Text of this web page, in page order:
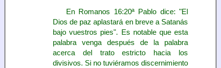
En Romanos 16:20ª Pablo dice: "El
Dios de paz aplastará en breve a Satanás
bajo vuestros pies". Es notable que esta
palabra venga después de la palabra
acerca del trato estricto hacia los
divisivos. Si no tuviéramos discernimiento